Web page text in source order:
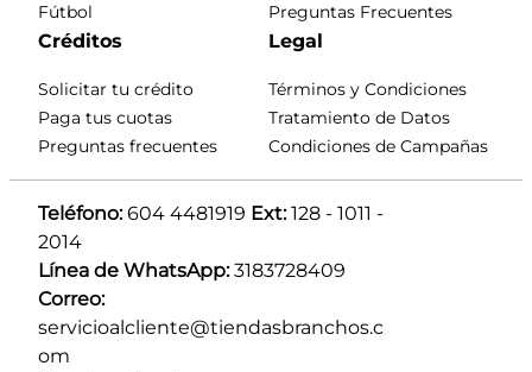
Fútbol
Preguntas Frecuentes
Créditos
Solicitar tu crédito
Paga tus cuotas
Preguntas frecuentes
Legal
Términos y Condiciones
Tratamiento de Datos
Condiciones de Campañas
Teléfono: 604 4481919 Ext: 128 - 1011 -
2014
Línea de WhatsApp: 3183728409
Correo:
servicioalcliente@tiendasbranchos.c
om